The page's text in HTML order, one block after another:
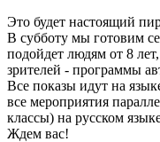
Это будет настоящий
В субботу мы готовим
подойдет людям от 8
зрителей - программы
Все показы идут на
все мероприятия
классы) на русском
Ждем вас!